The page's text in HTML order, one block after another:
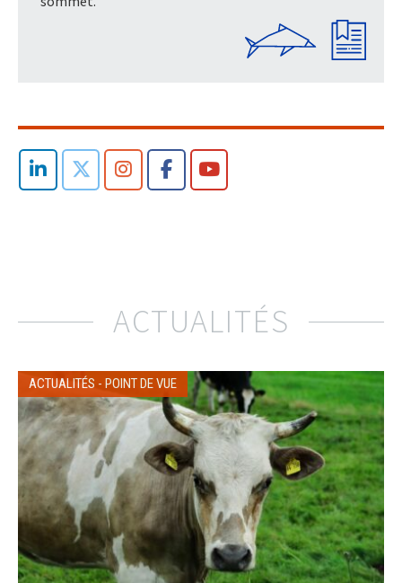
ACTUALITÉS
ACTUALITÉS - POINT DE VUE